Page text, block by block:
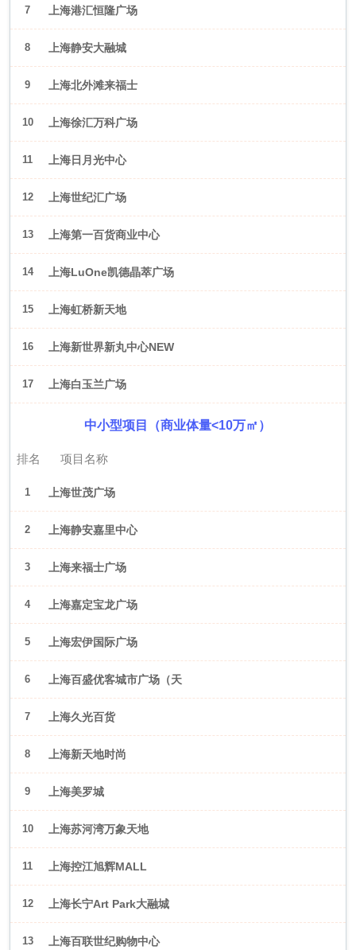
7 上海港汇恒隆广场
8 上海静安大融城
9 上海北外滩来福士
10 上海徐汇万科广场
11 上海日月光中心
12 上海世纪汇广场
13 上海第一百货商业中心
14 上海LuOne凯德晶萃广场
15 上海虹桥新天地
16 上海新世界新丸中心NEW
ONE
17 上海白玉兰广场
中小型项目（商业体量<10万㎡）
排名 项目名称
1 上海世茂广场
2 上海静安嘉里中心
3 上海来福士广场
4 上海嘉定宝龙广场
5 上海宏伊国际广场
6 上海百盛优客城市广场（天
山店）
7 上海久光百货
8 上海新天地时尚
9 上海美罗城
10 上海苏河湾万象天地
11 上海控江旭辉MALL
12 上海长宁Art Park大融城
13 上海百联世纪购物中心